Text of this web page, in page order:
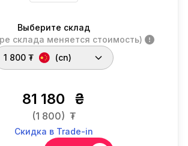
Выберите склад
склада меняется стоимость)
1 800 ₮
(cn)
81 180 ₴
(1 800) ₮
Скидка в Trade-in